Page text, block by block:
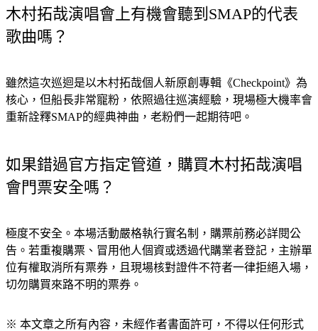
木村拓哉演唱會上有機會聽到SMAP的代表
歌曲嗎？
雖然這次巡迴是以木村拓哉個人新原創專輯《Checkpoint》為
核心，但船長非常寵粉，依照過往巡演經驗，現場極大機率會
重新詮釋SMAP的經典神曲，老粉們一起期待吧。
如果錯過官方指定管道，購買木村拓哉演唱
會門票安全嗎？
極度不安全。本場活動嚴格執行實名制，購票前務必詳閱公
告。若重複購票、冒用他人個資或透過代購業者登記，主辦單
位有權取消所有票券，且現場核對證件不符者一律拒絕入場，
切勿購買來路不明的票券。
※ 本文章之所有內容，未經作者書面許可，不得以任何形式